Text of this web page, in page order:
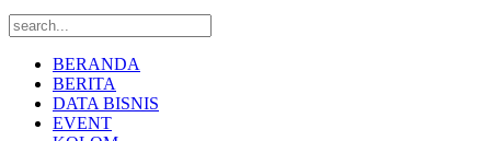
BERANDA
BERITA
DATA BISNIS
EVENT